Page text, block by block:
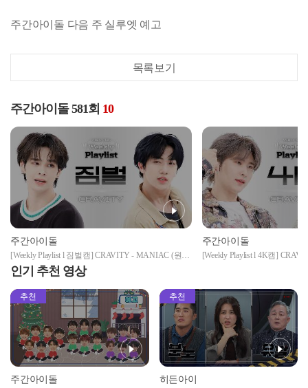
주간아이돌 다음 주 실루엣 예고
목록보기
주간아이돌 581회 10
주간아이돌
[Weekly Playlist l 짐벌캠] CRAVITY - MANIAC (원곡
: Stray Kids) (크래비티 - 매니악) l EP.581
주간아이돌
[Weekly Playlist l 4K캠]
인기 추천 영상
추천
주간아이돌
추천
히든아이